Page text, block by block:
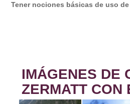
Tener nociones básicas de uso de
IMÁGENES DE
ZERMATT CON